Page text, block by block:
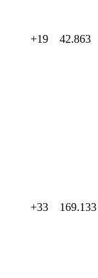
+19 42.863
+33 169.133